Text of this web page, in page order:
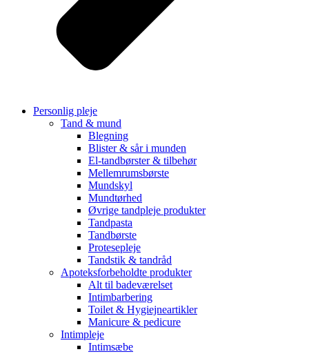
Personlig pleje
Tand & mund
Blegning
Blister & sår i munden
El-tandbørster & tilbehør
Mellemrumsbørste
Mundskyl
Mundtørhed
Øvrige tandpleje produkter
Tandpasta
Tandbørste
Protesepleje
Tandstik & tandråd
Apoteksforbeholdte produkter
Alt til badeværelset
Intimbarbering
Toilet & Hygiejneartikler
Manicure & pedicure
Intimpleje
Intimsæbe